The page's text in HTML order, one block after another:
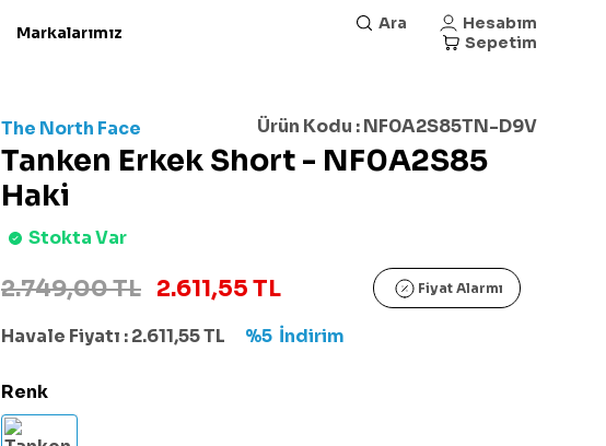
Markalarımız Ara
Hesabım
Sepetim
The North Face Ürün Kodu :NF0A2S85TN-D9V
Tanken Erkek Short - NF0A2S85
Haki
Stokta Var
2.749,00 TL 2.611,55 TL Fiyat Alarmı
Havale Fiyatı :2.611,55TL %5 İndirim
Renk